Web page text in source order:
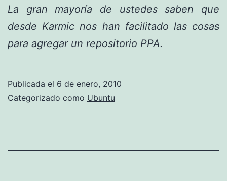
La gran mayoría de ustedes saben que
desde Karmic nos han facilitado las cosas
para agregar un repositorio PPA.
Publicada el 6 de enero, 2010
Categorizado como Ubuntu